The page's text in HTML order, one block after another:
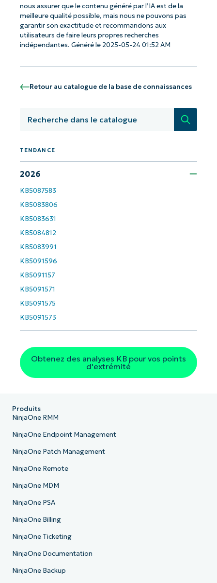
nous assurer que le contenu généré par l’IA est de la
meilleure qualité possible, mais nous ne pouvons pas
garantir son exactitude et recommandons aux
utilisateurs de faire leurs propres recherches
indépendantes. Généré le 2025-05-24 01:52 AM
Retour au catalogue de la base de connaissances
TENDANCE
2026
KB5087583
KB5083806
KB5083631
KB5084812
KB5083991
KB5091596
KB5091157
KB5091571
KB5091575
KB5091573
Obtenez des analyses KB pour vos points
d'extrémité
pilotées par l'IA de NinjaOne !
Prénom
Business
email*
Phone
number*
Pays
Company
name*
Produits
NinjaOne RMM
NinjaOne Endpoint Management
NinjaOne Patch Management
NinjaOne Remote
NinjaOne MDM
NinjaOne PSA
NinjaOne Billing
NinjaOne Ticketing
NinjaOne Documentation
NinjaOne Backup